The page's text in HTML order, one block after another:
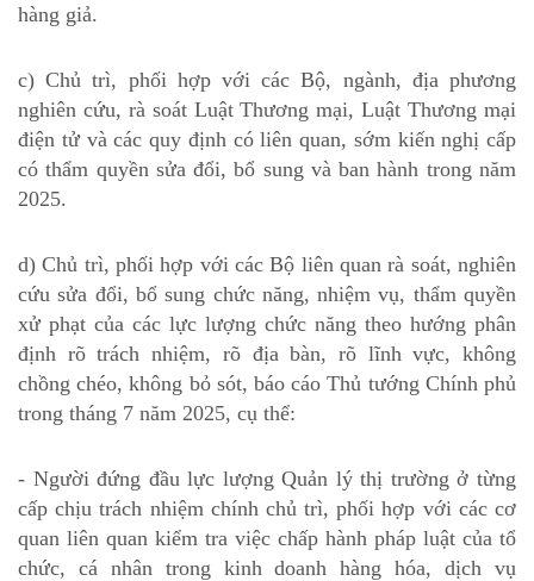
hàng giả.
c) Chủ trì, phối hợp với các Bộ, ngành, địa phương
nghiên cứu, rà soát Luật Thương mại, Luật Thương mại
điện tử và các quy định có liên quan, sớm kiến nghị cấp
có thẩm quyền sửa đổi, bổ sung và ban hành trong năm
2025.
d) Chủ trì, phối hợp với các Bộ liên quan rà soát, nghiên
cứu sửa đổi, bổ sung chức năng, nhiệm vụ, thẩm quyền
xử phạt của các lực lượng chức năng theo hướng phân
định rõ trách nhiệm, rõ địa bàn, rõ lĩnh vực, không
chồng chéo, không bỏ sót, báo cáo Thủ tướng Chính phủ
trong tháng 7 năm 2025, cụ thể:
- Người đứng đầu lực lượng Quản lý thị trường ở từng
cấp chịu trách nhiệm chính chủ trì, phối hợp với các cơ
quan liên quan kiểm tra việc chấp hành pháp luật của tổ
chức, cá nhân trong kinh doanh hàng hóa, dịch vụ